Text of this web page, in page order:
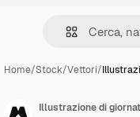
Home/Stock/Vettori/
Illustrazione di